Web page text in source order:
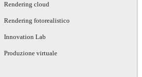
Rendering cloud
Rendering fotorealistico
Innovation Lab
Produzione virtuale